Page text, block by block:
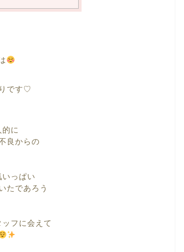
です♡
に
良からの
っぱい
たであろう
フに会えて